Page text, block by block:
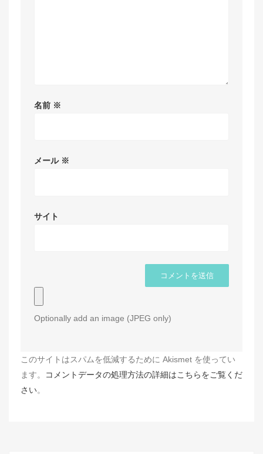
名前 ※
メール ※
サイト
Optionally add an image (JPEG only)
このサイトはスパムを低減するために Akismet を使ってい
ます。
コメントデータの処理方法の詳細はこちらをご覧くだ
さい。